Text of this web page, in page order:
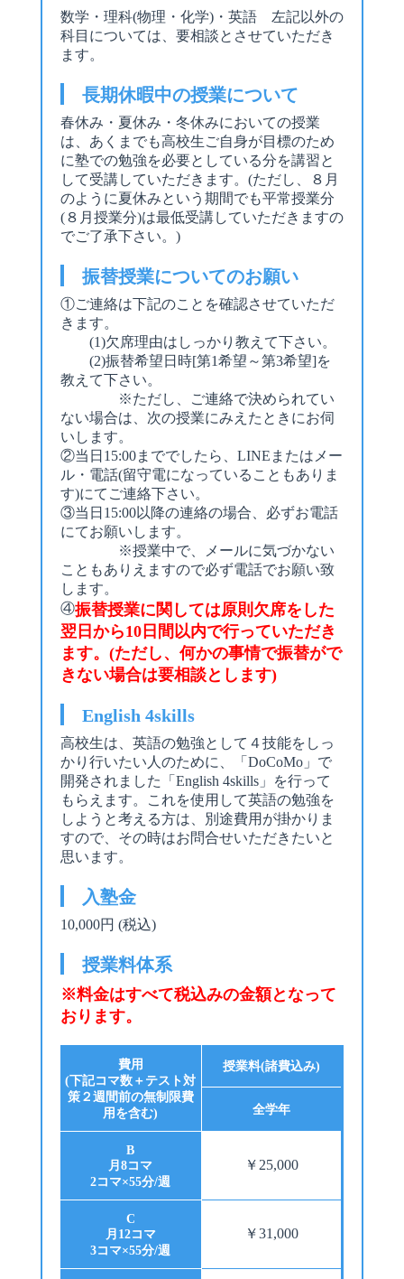
数学・理科(物理・化学)・英語 左記以外の
科目については、要相談とさせていただき
ます。
長期休暇中の授業について
春休み・夏休み・冬休みにおいての授業
は、あくまでも高校生ご自身が目標のため
に塾での勉強を必要としている分を講習と
して受講していただきます。(ただし、８月
のように夏休みという期間でも平常授業分
(８月授業分)は最低受講していただきますの
でご了承下さい。)
振替授業についてのお願い
①ご連絡は下記のことを確認させていただ
きます。
(1)欠席理由はしっかり教えて下さい。
(2)振替希望日時[第1希望～第3希望]を
教えて下さい。
※ただし、ご連絡で決められてい
ない場合は、次の授業にみえたときにお伺
いします。
②当日15:00まででしたら、LINEまたはメー
ル・電話(留守電になっていることもありま
す)にてご連絡下さい。
③当日15:00以降の連絡の場合、必ずお電話
にてお願いします。
※授業中で、メールに気づかない
こともありえますので必ず電話でお願い致
します。
④振替授業に関しては原則欠席をした
翌日から10日間以内で行っていただき
ます。(ただし、何かの事情で振替がで
きない場合は要相談とします)
English 4skills
高校生は、英語の勉強として４技能をしっ
かり行いたい人のために、「DoCoMo」で
開発されました「English 4skills」を行って
もらえます。これを使用して英語の勉強を
しようと考える方は、別途費用が掛かりま
すので、その時はお問合せいただきたいと
思います。
入塾金
10,000円 (税込)
授業料体系
※料金はすべて税込みの金額となって
おります。
費用
(下記コマ数＋テスト対
策２週間前の無制限費
用を含む)
授業料(諸費込み)
全学年
B
月8コマ
2コマ×55分/週
￥25,000
C
月12コマ
3コマ×55分/週
￥31,000